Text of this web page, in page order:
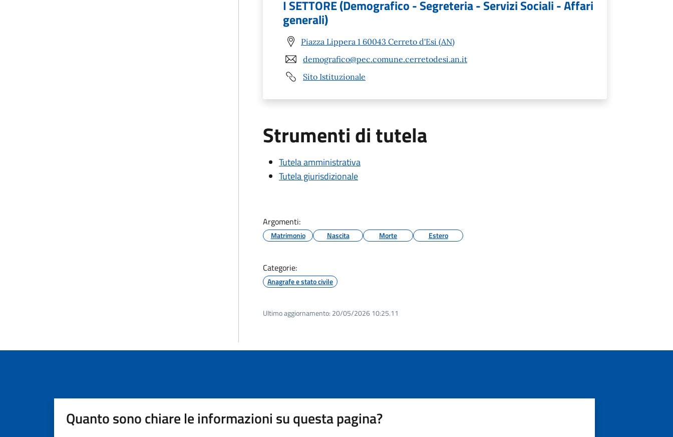
I SETTORE (Demografico - Segreteria - Servizi Sociali - Affari
generali)
Piazza Lippera 1 60043 Cerreto d'Esi (AN)
demografico@pec.comune.cerretodesi.an.it
Sito Istituzionale
Strumenti di tutela
Tutela amministrativa
Tutela giurisdizionale
Argomenti:
Matrimonio Nascita Morte Estero
Categorie:
Anagrafe e stato civile
Ultimo aggiornamento: 20/05/2026 10:25.11
Quanto sono chiare le informazioni su questa pagina?